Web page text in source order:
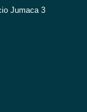
Jumaca 3